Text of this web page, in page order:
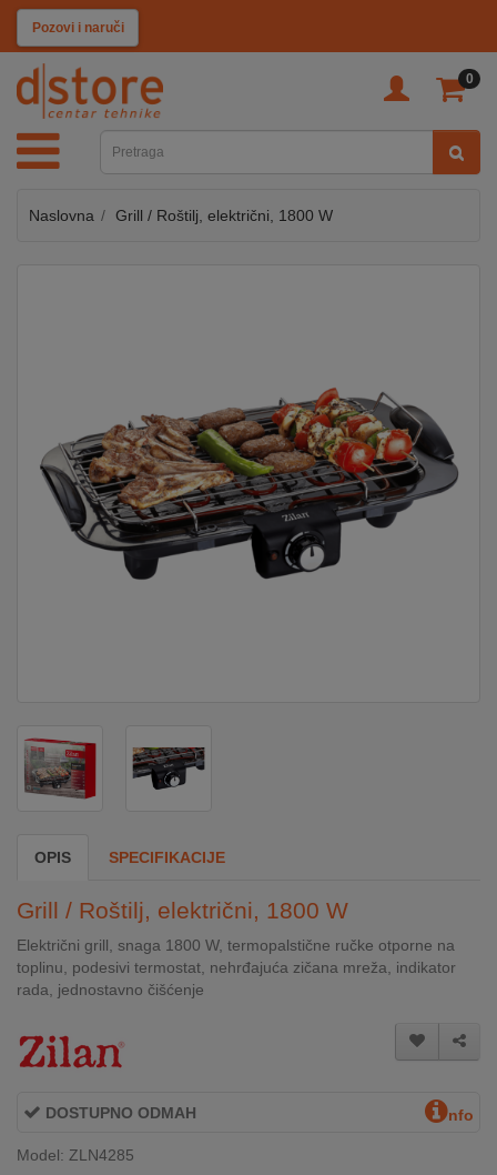
Pozovi i naruči
0
KATEGORIJE
TV
SAT
MOBILNI
KUĆANSKI
APARATI
KLIMATIZACIJA
&
GAME
NALOG
AKCIJE
Naslovna Grill / Roštilj, električni, 1800 W
OPIS SPECIFIKACIJE
Grill / Roštilj, električni, 1800 W
Električni grill, snaga 1800 W, termopalstične ručke otporne na
toplinu, podesivi termostat, nehrđajuća zičana mreža, indikator
rada, jednostavno čišćenje
DOSTUPNO ODMAH nfo
Model: ZLN4285